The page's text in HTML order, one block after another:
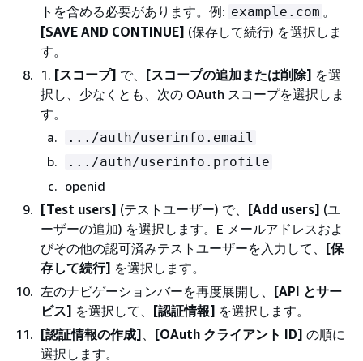
トを含める必要があります。例: example.com 。
[SAVE AND CONTINUE] (保存して続行) を選択しま
す。
1. [スコープ] で、 [スコープの追加または削除] を選
択し、少なくとも、次の OAuth スコープを選択しま
す。
.../auth/userinfo.email
.../auth/userinfo.profile
openid
[Test users] (テストユーザー) で、 [Add users] (ユ
ーザーの追加) を選択します。E メールアドレスおよ
びその他の認可済みテストユーザーを入力して、 [保
存して続行] を選択します。
左のナビゲーションバーを再度展開し、 [API とサー
ビス] を選択して、 [認証情報] を選択します。
[認証情報の作成]
[OAuth クライアント ID] の順に
選択します。